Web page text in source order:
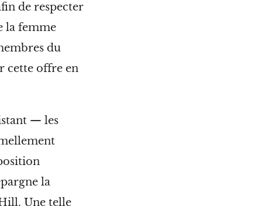
de respecter
la femme
du
cette offre en
— les
la
Une telle